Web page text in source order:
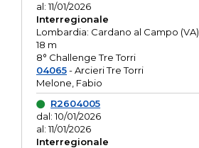
al: 11/01/2026
Interregionale
Lombardia: Cardano al Campo (VA)
18 m
8° Challenge Tre Torri
04065- Arcieri Tre Torri
Melone, Fabio
R2604005
dal: 10/01/2026
al: 11/01/2026
Interregionale